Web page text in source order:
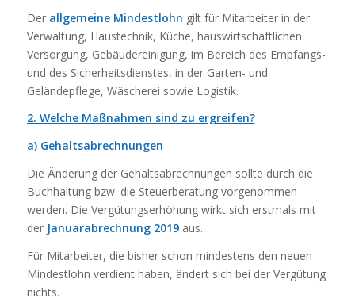
Der allgemeine Mindestlohn gilt für Mitarbeiter in der
Verwaltung, Haustechnik, Küche, hauswirtschaftlichen
Versorgung, Gebäudereinigung, im Bereich des Empfangs-
und des Sicherheitsdienstes, in der Garten- und
Geländepflege, Wäscherei sowie Logistik.
2. Welche Maßnahmen sind zu ergreifen?
a) Gehaltsabrechnungen
Die Änderung der Gehaltsabrechnungen sollte durch die
Buchhaltung bzw. die Steuerberatung vorgenommen
werden. Die Vergütungserhöhung wirkt sich erstmals mit
der Januarabrechnung 2019aus.
Für Mitarbeiter, die bisher schon mindestens den neuen
Mindestlohn verdient haben, ändert sich bei der Vergütung
nichts.